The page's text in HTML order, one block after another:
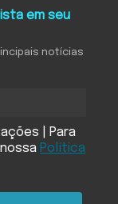
em seu
notícias
| Para
Política